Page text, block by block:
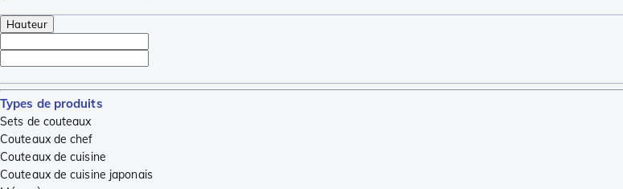
Hauteur
Types de produits
Sets de couteaux
Couteaux de chef
Couteaux de cuisine
Couteaux de cuisine japonais